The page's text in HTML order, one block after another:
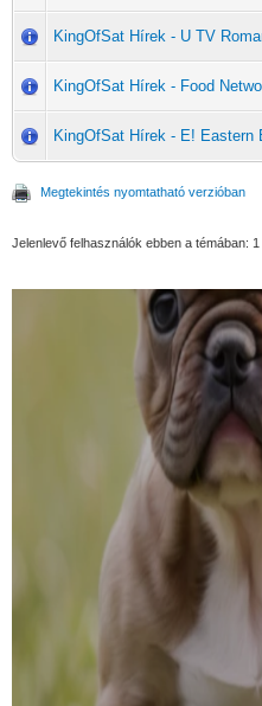
KingOfSat Hírek - U TV
KingOfSat Hírek - Food
KingOfSat Hírek - E! Eastern
Megtekintés nyomtatható verzióban
Jelenlevő felhasználók ebben a témában: 1